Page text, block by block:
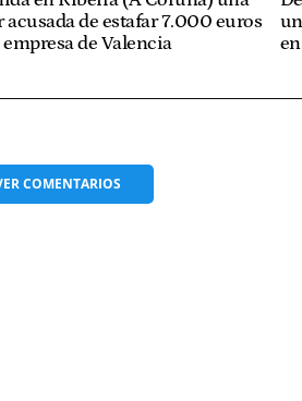
acusada de estafar 7.000 euros
de Valencia
COMENTARIOS